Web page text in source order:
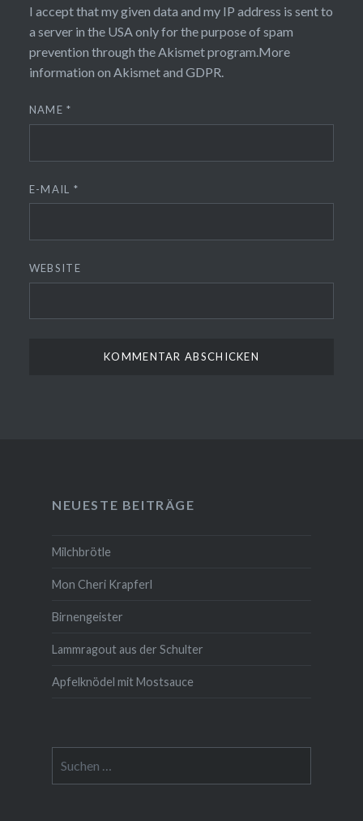
I accept that my given data and my IP address is sent to
a server in the USA only for the purpose of spam
prevention through theAkismetprogram.More
information on Akismet and GDPR.
NAME*
E-MAIL *
WEBSITE
NEUESTE BEITRÄGE
Milchbrötle
Mon Cheri Krapferl
Birnengeister
Lammragout aus der Schulter
Apfelknödel mit Mostsauce
nach: